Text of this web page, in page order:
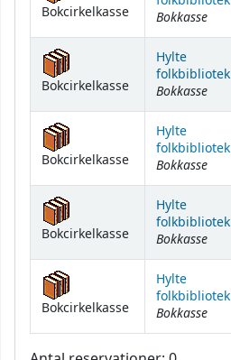
Bokcirkelkasse Bokkasse
Bokcirkelkasse
Hylte
folkbibliotek
Bokkasse
Bokcirkelkasse
Hylte
folkbibliotek
Bokkasse
Bokcirkelkasse
Hylte
folkbibliotek
Bokkasse
Bokcirkelkasse
Hylte
folkbibliotek
Bokkasse